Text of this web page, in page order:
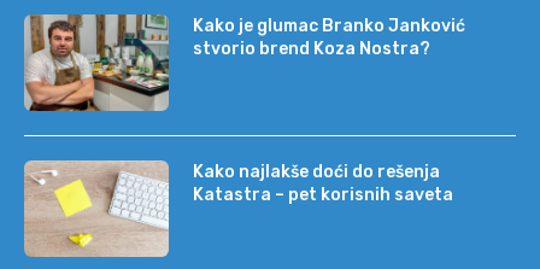
Kako je glumac Branko Janković
stvorio brend Koza Nostra?
Kako najlakše doći do rešenja
Katastra – pet korisnih saveta